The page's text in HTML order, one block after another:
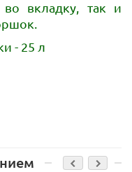
вкладку, так и
- 25 л